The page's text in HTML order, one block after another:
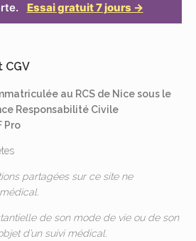
Essai gratuit 7 jours →
CGV
au RCS de Nice sous le
Responsabilité Civile
Pro
partagées sur ce site ne
de son mode de vie ou de son
d’un suivi médical.